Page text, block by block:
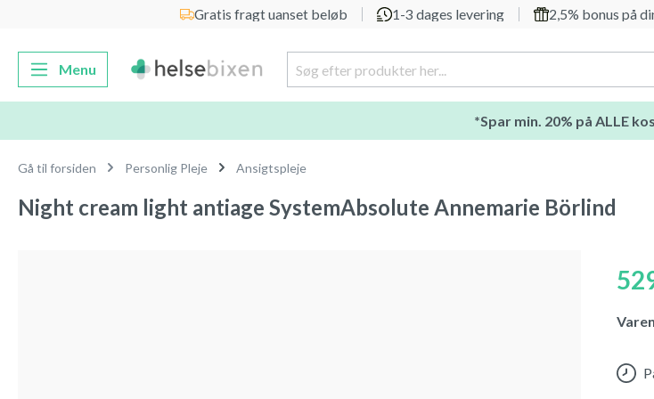
Gå til hovednavigationGratis fragt uanset beløb 1-3 dages levering 2,5% bonus på
Menu
*Spar min. 20% på ALLE
Gå til forsiden Personlig Pleje Ansigtspleje
Night cream light antiage SystemAbsolute Annemarie Börlind